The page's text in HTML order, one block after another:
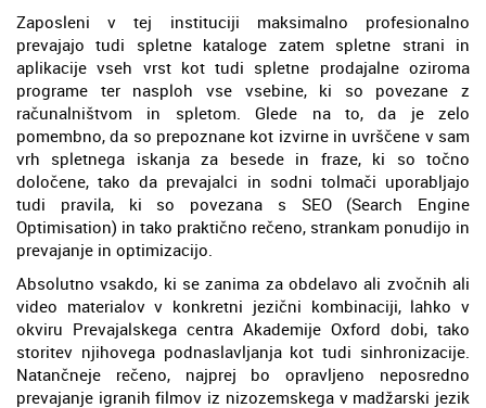
Zaposleni v tej instituciji maksimalno profesionalno
prevajajo tudi spletne kataloge zatem spletne strani in
aplikacije vseh vrst kot tudi spletne prodajalne oziroma
programe ter nasploh vse vsebine, ki so povezane z
računalništvom in spletom. Glede na to, da je zelo
pomembno, da so prepoznane kot izvirne in uvrščene v sam
vrh spletnega iskanja za besede in fraze, ki so točno
določene, tako da prevajalci in sodni tolmači uporabljajo
tudi pravila, ki so povezana s SEO (Search Engine
Optimisation) in tako praktično rečeno, strankam ponudijo in
prevajanje in optimizacijo.
Absolutno vsakdo, ki se zanima za obdelavo ali zvočnih ali
video materialov v konkretni jezični kombinaciji, lahko v
okviru Prevajalskega centra Akademije Oxford dobi, tako
storitev njihovega podnaslavljanja kot tudi sinhronizacije.
Natančneje rečeno, najprej bo opravljeno neposredno
prevajanje igranih filmov iz nizozemskega v madžarski jezik